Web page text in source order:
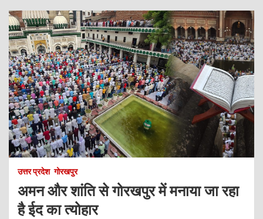
उत्तर प्रदेश गोरखपुर
अमन और शांति से गोरखपुर में मनाया जा रहा
है ईद का त्योहार